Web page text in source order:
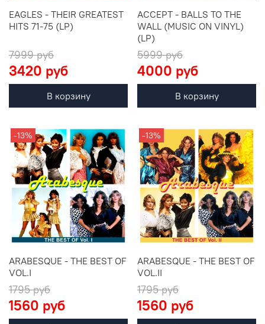
EAGLES - THEIR GREATEST
HITS 71-75 (LP)
7999 руб
3420 руб
В корзину
ACCEPT - BALLS TO THE
WALL (MUSIC ON VINYL)
(LP)
5999 руб
4000 руб
В корзину
-13%
ARABESQUE - THE BEST OF
VOL.I
1795 руб
1560 руб
-13%
ARABESQUE - THE BEST OF
VOL.II
1795 руб
1560 руб